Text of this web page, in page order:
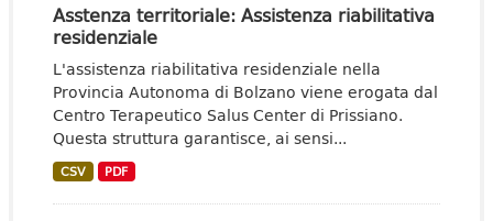
Asstenza territoriale: Assistenza riabilitativa
residenziale
L'assistenza riabilitativa residenziale nella
Provincia Autonoma di Bolzano viene erogata dal
Centro Terapeutico Salus Center di Prissiano.
Questa struttura garantisce, ai sensi...
CSV PDF